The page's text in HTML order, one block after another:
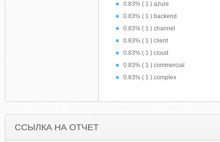
0.83% ( 1 ) azure
0.83% ( 1 ) backend
0.83% ( 1 ) channel
0.83% ( 1 ) client
0.83% ( 1 ) cloud
0.83% ( 1 ) commercial
0.83% ( 1 ) complex
ССЫЛКА НА ОТЧЕТ